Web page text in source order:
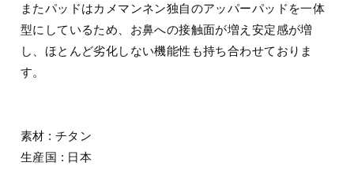
またパッドはカメマンネン独自のアッパーパッドを一体
型にしているため、お鼻への接触面が増え安定感が増
し、ほとんど劣化しない機能性も持ち合わせておりま
す。
素材 : チタン
生産国 : 日本